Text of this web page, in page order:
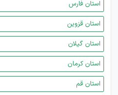
استان فارس
استان قزوین
استان گیلان
استان کرمان
استان قم